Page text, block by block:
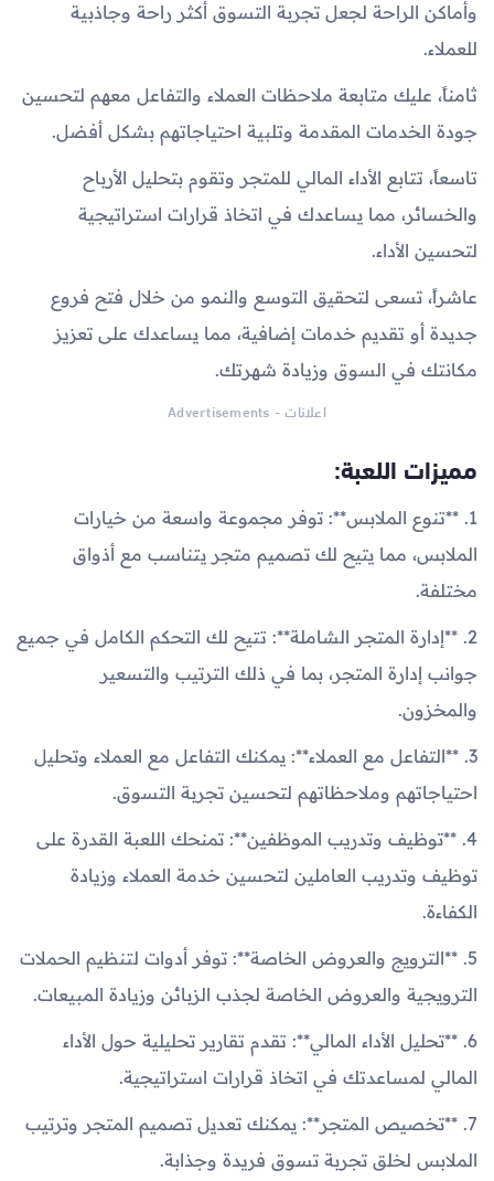
وأماكن الراحة لجعل تجربة التسوق أكثر راحة وجاذبية
للعملاء.
ثامناً، عليك متابعة ملاحظات العملاء والتفاعل معهم لتحسين
جودة الخدمات المقدمة وتلبية احتياجاتهم بشكل أفضل.
تاسعاً، تتابع الأداء المالي للمتجر وتقوم بتحليل الأرباح
والخسائر، مما يساعدك في اتخاذ قرارات استراتيجية
لتحسين الأداء.
عاشراً، تسعى لتحقيق التوسع والنمو من خلال فتح فروع
جديدة أو تقديم خدمات إضافية، مما يساعدك على تعزيز
مكانتك في السوق وزيادة شهرتك.
اعلانات - Advertisements
مميزات اللعبة:
1. **تنوع الملابس**: توفر مجموعة واسعة من خيارات
الملابس، مما يتيح لك تصميم متجر يتناسب مع أذواق
مختلفة.
2. **إدارة المتجر الشاملة**: تتيح لك التحكم الكامل في جميع
جوانب إدارة المتجر، بما في ذلك الترتيب والتسعير
والمخزون.
3. **التفاعل مع العملاء**: يمكنك التفاعل مع العملاء وتحليل
احتياجاتهم وملاحظاتهم لتحسين تجربة التسوق.
4. **توظيف وتدريب الموظفين**: تمنحك اللعبة القدرة على
توظيف وتدريب العاملين لتحسين خدمة العملاء وزيادة
الكفاءة.
5. **الترويج والعروض الخاصة**: توفر أدوات لتنظيم الحملات
الترويجية والعروض الخاصة لجذب الزبائن وزيادة المبيعات.
6. **تحليل الأداء المالي**: تقدم تقارير تحليلية حول الأداء
المالي لمساعدتك في اتخاذ قرارات استراتيجية.
7. **تخصيص المتجر**: يمكنك تعديل تصميم المتجر وترتيب
الملابس لخلق تجربة تسوق فريدة وجذابة.